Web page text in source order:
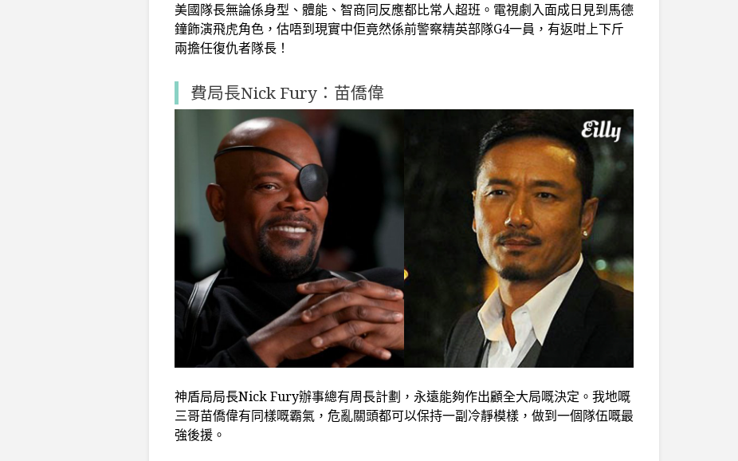
美國隊長無論係身型、體能、智商同反應都比常人超班。電視劇入面成日見到馬德
鐘飾演飛虎角色，估唔到現實中佢竟然係前警察精英部隊G4一員，有返咁上下斤
兩擔任復仇者隊長！
費局長Nick Fury：苗僑偉
神盾局局長Nick Fury辦事總有周長計劃，永遠能夠作出顧全大局嘅決定。我地嘅
三哥苗僑偉有同樣嘅霸氣，危亂關頭都可以保持一副冷靜模樣，做到一個隊伍嘅最
強後援。